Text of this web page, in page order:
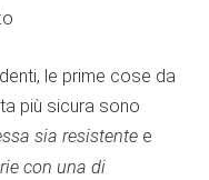
le prime cose da
più sicura sono
sia resistente e
con una di